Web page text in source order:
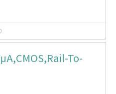
To-